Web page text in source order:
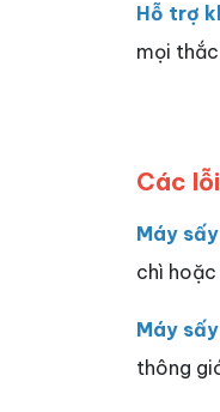
Hỗ trợ
mọi
Các
Máy
chì hoặc
Máy
thông